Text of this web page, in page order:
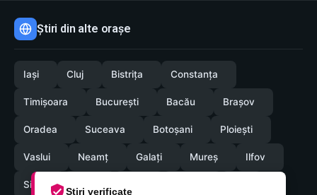
Știri verificate
Știri din alte orașe
Iași Cluj Bistrița Constanța
Timișoara București Bacău Brașov
Oradea Suceava Botoșani Ploiești
Vaslui Neamț Galați Mureș Ilfov
Sibiu